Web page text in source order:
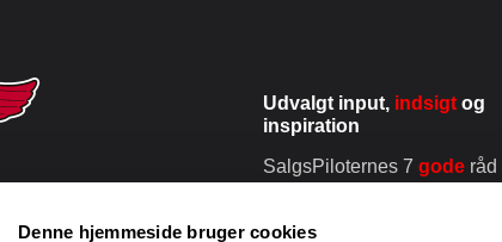
Denne hjemmeside bruger cookies
Udvalgt input, indsigt og
inspiration
SalgsPiloternes 7gode råd
At sælge er at